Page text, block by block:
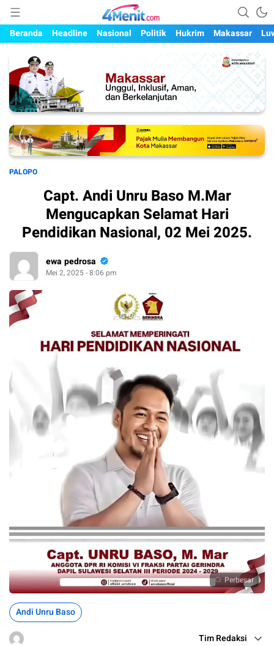
4menit.com
Mengungkap Kisah, Setiap Hari
Beranda
Headline Nasional Politik Hukrim Makassar
PALOPO
Capt. Andi Unru Baso M.Mar
Mengucapkan Selamat Hari
Pendidikan Nasional, 02 Mei 2025.
ewa pedrosa
Mei 2, 2025 - 8:06 pm
Perbesar
Andi Unru Baso
Tim Redaksi